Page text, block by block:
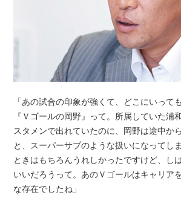
「あの試合の印象が強くて、どこにいって
『Ｖゴールの岡野』って。所属していた浦
スタメンで出れていたのに、岡野は途中か
と、スーパーサブのような扱いになってし
ときはもちろんうれしかったですけど、し
いいだろうって。あのＶゴールはキャリア
な存在でしたね」